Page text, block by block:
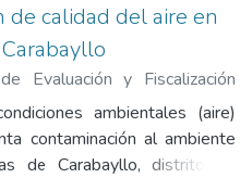
de calidad del aire en
Evaluación y Fiscalización
07-24 )Olivas Valverde,
;Aguirre Bellido, Danny
ambientales (aire)
contaminación al ambiente
de Carabayllo, distrito de